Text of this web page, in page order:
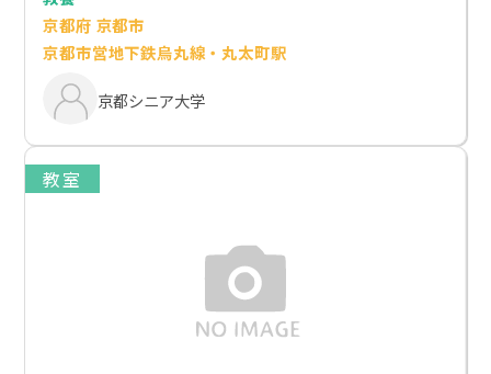
京都府 京都市
京都市営地下鉄烏丸線・丸太町駅
京都シニア大学
教室